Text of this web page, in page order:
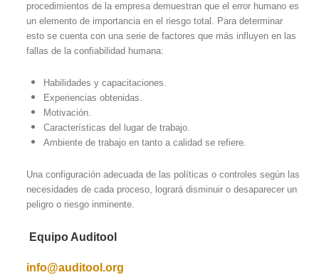
procedimientos de la empresa demuestran que el error humano es
un elemento de importancia en el riesgo total. Para determinar
esto se cuenta con una serie de factores que más influyen en las
fallas de la confiabilidad humana:
Habilidades y capacitaciones.
Experiencias obtenidas.
Motivación.
Características del lugar de trabajo.
Ambiente de trabajo en tanto a calidad se refiere.
Una configuración adecuada de las políticas o controles según las
necesidades de cada proceso, logrará disminuir o desaparecer un
peligro o riesgo inminente.
Equipo Auditool
info@auditool.org